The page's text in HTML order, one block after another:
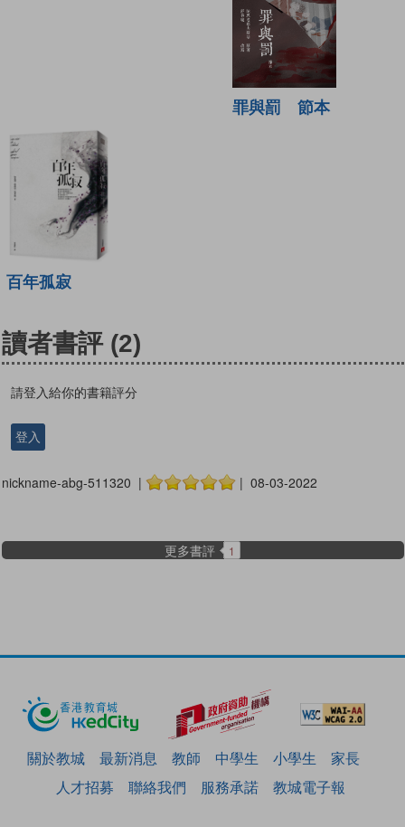
罪與罰 節本
百年孤寂
讀者書評 (2)
請登入給你的書籍評分
登入
nickname-abg-511320 | | 08-03-2022
更多書評 1
關於教城 最新消息 教師 中學生 小學生
家長
人才招募
聯絡我們 服務承諾 教城電子報